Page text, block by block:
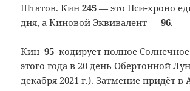
Штатов. Кин245 — это Пси-хроно
дня, а Киновой Эквивалент —96.
Кин95 кодирует полное
этого года в 20 день Обертонной
декабря 2021 г.). Затмение придёт в